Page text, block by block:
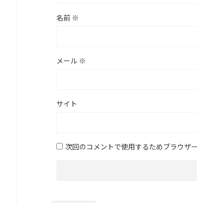
名前 ※
メール ※
サイト
次回のコメントで使用するためブラウザ